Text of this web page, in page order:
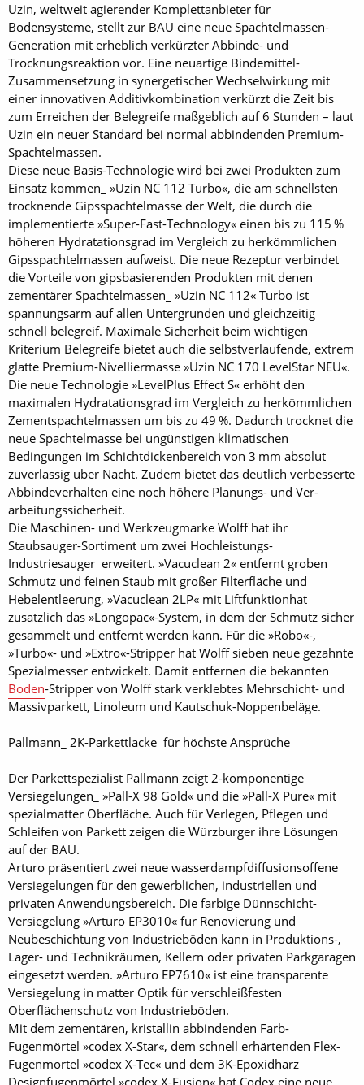
Uzin, weltweit agierender Komplettanbieter für
Bodensysteme, stellt zur BAU eine neue Spachtelmassen-
Generation mit erheblich verkürzter Abbinde- und
Trocknungsreaktion vor. Eine neuartige Bindemittel-
Zusammensetzung in synergetischer Wechselwirkung mit
einer innovativen Additivkombination verkürzt die Zeit bis
zum Erreichen der Belegreife maßgeblich auf 6 Stunden – laut
Uzin ein neuer Standard bei normal abbindenden Premium-
Spachtelmassen.
Diese neue Basis-Technologie wird bei zwei Produkten zum
Einsatz kommen_ »Uzin NC 112 Turbo«, die am schnellsten
trocknende Gipsspachtelmasse der Welt, die durch die
implementierte »Super-Fast-Technology« einen bis zu 115 %
höheren Hydratationsgrad im Vergleich zu herkömmlichen
Gipsspachtelmassen aufweist. Die neue Rezeptur verbindet
die Vorteile von gipsbasierenden Produkten mit denen
zementärer Spachtelmassen_ »Uzin NC 112« Turbo ist
spannungsarm auf allen Untergründen und gleichzeitig
schnell belegreif. Maximale Sicherheit beim wichtigen
Kriterium Belegreife bietet auch die selbstverlaufende, extrem
glatte Premium-Nivelliermasse »Uzin NC 170 LevelStar NEU«.
Die neue Technologie »LevelPlus Effect S« erhöht den
maximalen Hydratationsgrad im Vergleich zu herkömmlichen
Zementspachtelmassen um bis zu 49 %. Dadurch trocknet die
neue Spachtelmasse bei ungünstigen klimatischen
Bedingungen im Schichtdickenbereich von 3 mm absolut
zuverlässig über Nacht. Zudem bietet das deutlich verbesserte
Abbindeverhalten eine noch höhere Planungs- und Ver­
arbeitungssicherheit.
Die Maschinen- und Werkzeugmarke Wolff hat ihr
Staubsauger-Sortiment um zwei Hochleistungs-
Industriesauger erweitert. »Vacuclean 2« entfernt groben
Schmutz und feinen Staub mit großer Filterfläche und
Hebelentleerung, »Vacu­clean 2LP« mit Liftfunktionhat
zusätzlich das »Longopac«-System, in dem der Schmutz sicher
gesammelt und entfernt werden kann. Für die »Robo«-,
»Turbo«- und »Extro«-Stripper hat Wolff sieben neue gezahnte
Spezialmesser entwickelt. Damit entfernen die bekannten
Boden-Stripper von Wolff stark verklebtes Mehrschicht- und
Massivparkett, Linoleum und Kautschuk-Noppenbeläge.
Pallmann_ 2K-Parkettlacke für höchste Ansprüche
Der Parkettspezialist Pallmann zeigt 2-komponentige
Versiegelungen_ »Pall-X 98 Gold« und die »Pall-X Pure« mit
spezialmatter Oberfläche. Auch für Verlegen, Pflegen und
Schleifen von Parkett zeigen die Würzburger ihre Lösungen
auf der BAU.
Arturo präsentiert zwei neue wasserdampfdiffusionsoffene
Versiegelungen für den gewerblichen, industriellen und
privaten Anwendungsbereich. Die farbige Dünnschicht-
Versiegelung »Arturo EP3010« für Renovierung und
Neubeschichtung von Industrieböden kann in Produktions-,
Lager- und Technikräumen, Kellern oder privaten Parkgaragen
eingesetzt werden. »Arturo EP7610« ist eine transparente
Versiegelung in matter Optik für verschleißfesten
Oberflächenschutz von Industrieböden.
Mit dem zementären, kristallin­ abbindenden Farb-
Fugenmörtel »codex X-Star«, dem schnell erhärtenden Flex-
Fugenmörtel »codex X-Tec« und dem 3K-Epoxidharz